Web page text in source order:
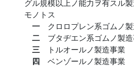
グル規模以上ノ能力ヲ有スル
モノトス
一 クロロプレン系ゴムノ
二 ブタヂエン系ゴムノ製
三
トルオールノ製造事業
四 ベンゾールノ製造事業